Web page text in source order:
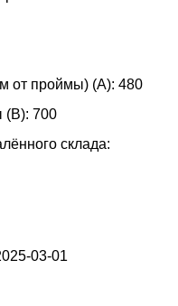
от проймы) (A): 480
(B): 700
склада:
03-01